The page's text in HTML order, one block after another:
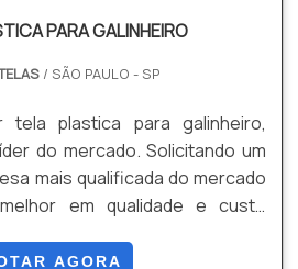
PARA GALINHEIRO
/ SÃO PAULO - SP
tela plastica para galinheiro,
do mercado. Solicitando um
mais qualificada do mercado
em qualidade e custo
da Tecnyl Telas
AGORA